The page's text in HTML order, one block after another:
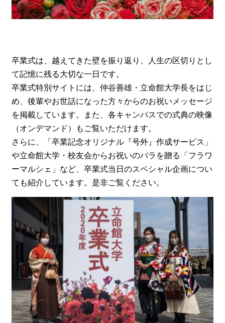
卒業式は、越えてきた壁を振り返り、人生の区切りとし
て記憶に残る大切な一日です。
卒業式特別サイトには、仲谷善雄・立命館大学長をはじ
め、後輩やお世話になった方々からのお祝いメッセージ
を掲載しています。また、各キャンパスでの式典の映像
（オンデマンド）もご覧いただけます。
さらに、「卒業記念オリジナル『号外』作成サービス」
や立命館大学・校友会からお祝いのバラを贈る「フラワ
ーマルシェ」など、卒業式当日のスペシャル企画につい
ても紹介しています。是非ご覧ください。